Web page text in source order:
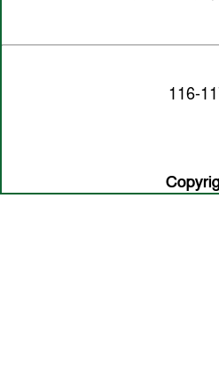
116-